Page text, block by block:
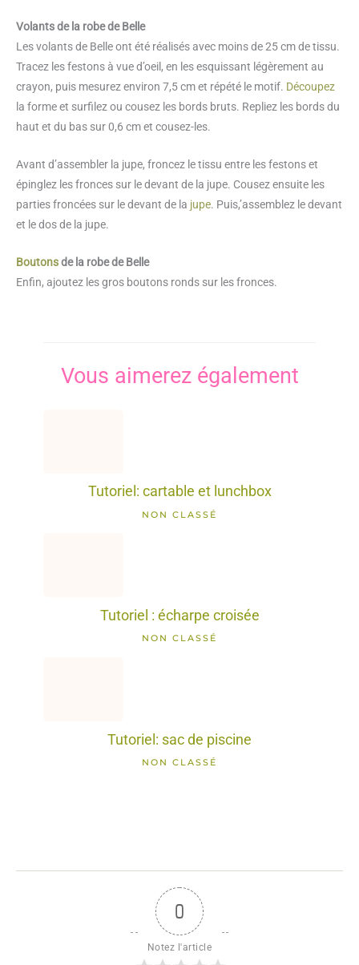
Volants de la robe de Belle
Les volants de Belle ont été réalisés avec moins de 25 cm de tissu.
Tracez les festons à vue d’oeil, en les esquissant légèrement au
crayon, puis mesurez environ 7,5 cm et répété le motif. Découpez
la forme et surfilez ou cousez les bords bruts. Repliez les bords du
haut et du bas sur 0,6 cm et cousez-les.
Avant d’assembler la jupe, froncez le tissu entre les festons et
épinglez les fronces sur le devant de la jupe. Cousez ensuite les
parties froncées sur le devant de la jupe. Puis,’assemblez le devant
et le dos de la jupe.
Boutonsde la robe de Belle
Enfin, ajoutez les gros boutons ronds sur les fronces.
Vous aimerez également
Tutoriel: cartable et lunchbox
NON CLASSÉ
Tutoriel : écharpe croisée
NON CLASSÉ
Tutoriel: sac de piscine
NON CLASSÉ
0
Notez l'article